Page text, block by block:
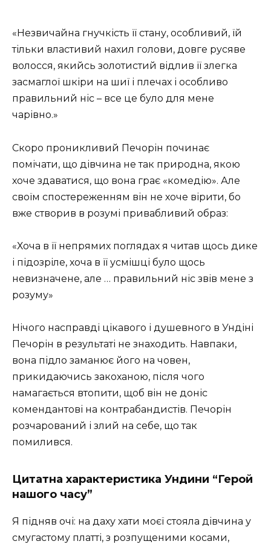
«Незвичайна гнучкість її стану, особливий, їй
тільки властивий нахил голови, довге русяве
волосся, якийсь золотистий відлив її злегка
засмаглої шкіри на шиї і плечах і особливо
правильний ніс – все це було для мене
чарівно.»
Скоро проникливий Печорін починає
помічати, що дівчина не так природна, якою
хоче здаватися, що вона грає «комедію». Але
своїм спостереженням він не хоче вірити, бо
вже створив в розумі привабливий образ:
«Хоча в її непрямих поглядах я читав щось дике
і підозріле, хоча в її усмішці було щось
невизначене, але … правильний ніс звів мене з
розуму»
Нічого насправді цікавого і душевного в Ундіні
Печорін в результаті не знаходить. Навпаки,
вона підло заманює його на човен,
прикидаючись закоханою, після чого
намагається втопити, щоб він не доніс
комендантові на контрабандистів. Печорін
розчарований і злий на себе, що так
помилився.
Цитатна характеристика Ундини “Герой
нашого часу”
Я підняв очі: на даху хати моєї стояла дівчина у
смугастому платті, з розпущеними косами,